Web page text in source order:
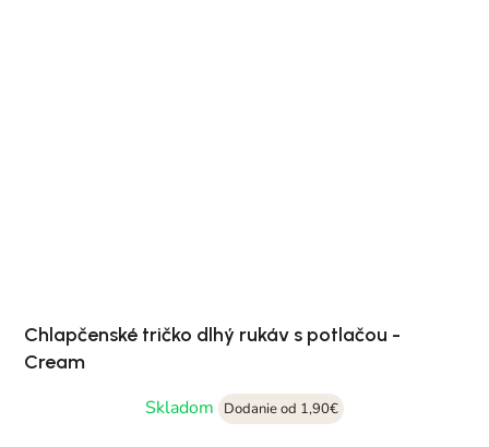
Chlapčenské tričko dlhý rukáv s potlačou -
Cream
Skladom
Dodanie od 1,90€